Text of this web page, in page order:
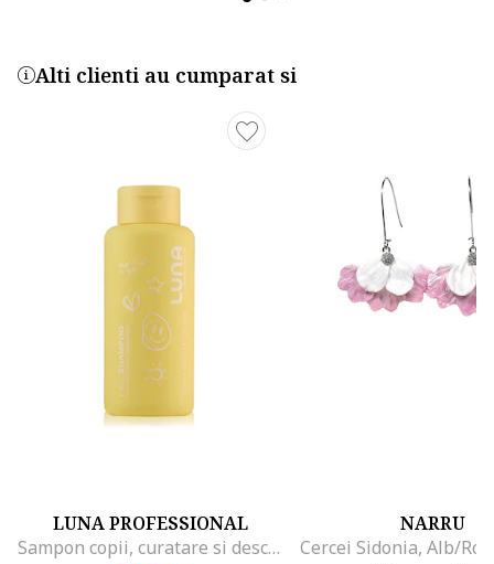
Alti clienti au cumparat si
LUNA PROFESSIONAL
Sampon copii, curatare si descurcare usoara, Kids, 300 ml
NARRU